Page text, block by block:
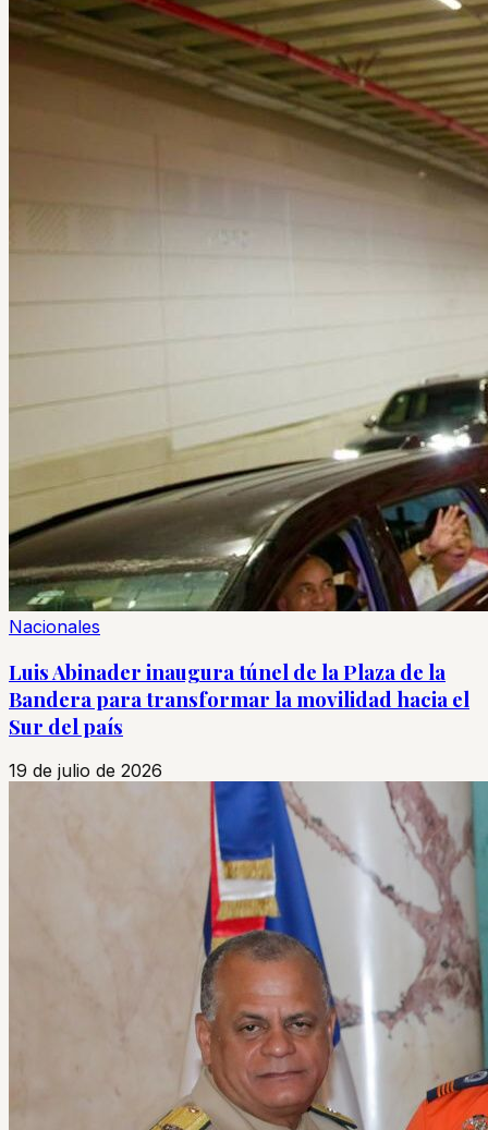
Nacionales
Luis Abinader inaugura túnel de la Plaza de la
Bandera para transformar la movilidad hacia el
Sur del país
19 de julio de 2026